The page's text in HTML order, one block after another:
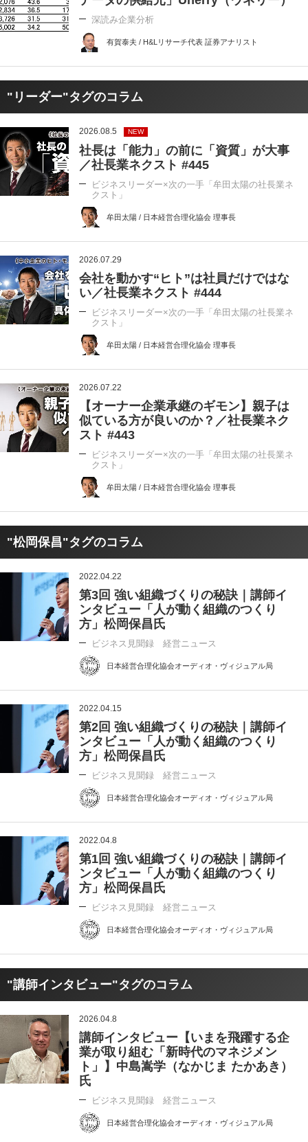
深読み企業分析
有賀泰夫 / H&Lリサーチ代表 証券アナリスト
"リーダー"タグのコラム
2026.08.5 NEW
社長は「能力」の前に「資質」が大事
／社長業ネクスト #445
ビジネスリーダー×次の一手「牟田太陽の社長業ネ
クスト」
牟田太陽 / 日本経営合理化協会 理事長
2026.07.29
会社を動かす“ヒト”は社員だけではな
い／社長業ネクスト #444
ビジネスリーダー×次の一手「牟田太陽の社長業ネ
クスト」
牟田太陽 / 日本経営合理化協会 理事長
2026.07.22
【オーナー企業承継のギモン】親子は
似ている方が良いのか？／社長業ネク
スト #443
ビジネスリーダー×次の一手「牟田太陽の社長業ネ
クスト」
牟田太陽 / 日本経営合理化協会 理事長
"松岡保昌"タグのコラム
2022.04.22
第3回 強い組織づくりの秘訣｜講師イ
ンタビュー「人が動く組織のつくり
方」松岡保昌氏
ビジネス見聞録 経営ニュース
日本経営合理化協会オーディオ・ヴィジュアル局
2022.04.15
第2回 強い組織づくりの秘訣｜講師イ
ンタビュー「人が動く組織のつくり
方」松岡保昌氏
ビジネス見聞録 経営ニュース
日本経営合理化協会オーディオ・ヴィジュアル局
2022.04.8
第1回 強い組織づくりの秘訣｜講師イ
ンタビュー「人が動く組織のつくり
方」松岡保昌氏
ビジネス見聞録 経営ニュース
日本経営合理化協会オーディオ・ヴィジュアル局
"講師インタビュー"タグのコラム
2026.04.8
講師インタビュー【いまを飛躍する企
業が取り組む「新時代のマネジメン
ト」】中島嵩学（なかじま たかあき）
氏
ビジネス見聞録 経営ニュース
日本経営合理化協会オーディオ・ヴィジュアル局